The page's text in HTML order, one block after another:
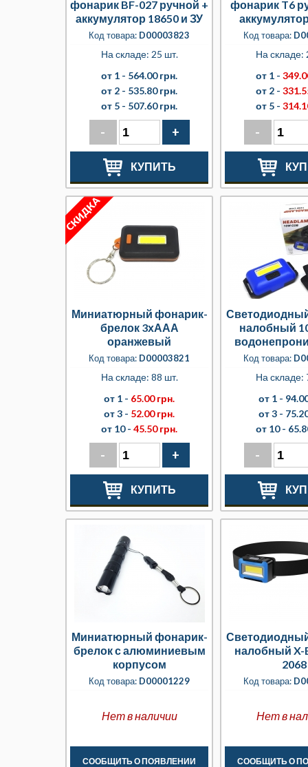
фонарик BF-027 ручной +
аккумулятор 18650 и ЗУ
Код товара: D00003823
На складе: 25 шт.
от 1 - 564.00 грн.
от 2 - 535.80 грн.
от 5 - 507.60 грн.
- +
КУПИТЬ
фонарик T6
Код товара:
На складе:
от 1 -
от 2 -
от 5 -
-
Миниатюрный фонарик-
брелок 3хААА
оранжевый
Код товара: D00003821
На складе: 88 шт.
от 1 - 65.00 грн.
от 3 - 52.00 грн.
от 10 - 45.50 грн.
- +
КУПИТЬ
налобный
Код товара:
На складе:
от 1 -
от 3 -
от 10 -
-
Миниатюрный фонарик-
брелок с алюминиевым
корпусом
Код товара: D00001229
Нет в наличии
СООБЩИТЬ О ПОЯВЛЕНИИ
налобный X-
2068
Код товара:
Нет в
СООБЩИТЬ О